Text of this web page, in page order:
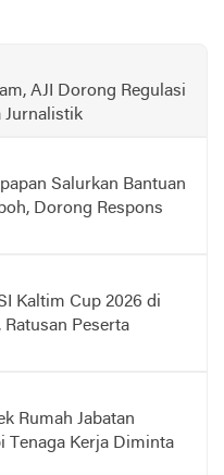
AJI Dorong Regulasi
Jurnalistik
Salurkan Bantuan
Dorong Respons
Kaltim Cup 2026 di
Peserta
Rumah Jabatan
Tenaga Kerja Diminta